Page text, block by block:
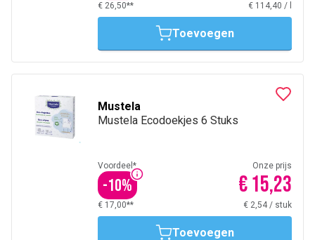
€ 26,50** € 114,40 /
Toevoegen
Mustela
Mustela Ecodoekjes 6 Stuks
Voordeel*
-10%
Onze prijs
€ 15,23
€ 17,00** € 2,54 / stuk
Toevoegen